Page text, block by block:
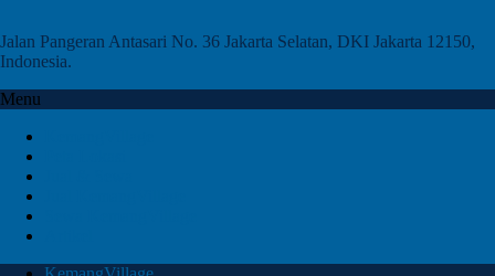
Jalan Pangeran Antasari No. 36 Jakarta Selatan, DKI Jakarta 12150,
Indonesia.
Menu